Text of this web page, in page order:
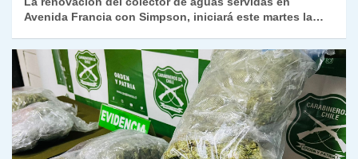
Avenida Francia con Simpson, iniciará este martes la…